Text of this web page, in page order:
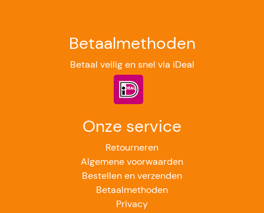
Betaalmethoden
Betaal veilig en snel via iDeal
Onze service
Retourneren
Algemene voorwaarden
Bestellen en verzenden
Betaalmethoden
Privacy